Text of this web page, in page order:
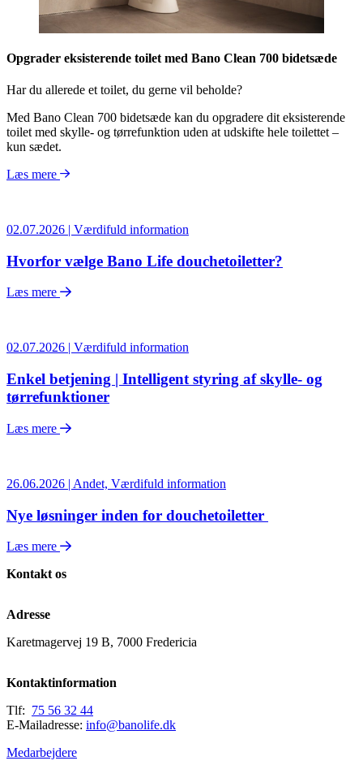
Opgrader eksisterende toilet med Bano Clean 700 bidetsæde
Har du allerede et toilet, du gerne vil beholde?
Med Bano Clean 700 bidetsæde kan du opgradere dit eksisterende
toilet med skylle- og tørrefunktion uden at udskifte hele toilettet –
kun sædet.
Læs mere
02.07.2026 | Værdifuld information
Hvorfor vælge Bano Life douchetoiletter?
Læs mere
02.07.2026 | Værdifuld information
Enkel betjening | Intelligent styring af skylle- og
tørrefunktioner
Læs mere
26.06.2026 | Andet, Værdifuld information
Nye løsninger inden for douchetoiletter
Læs mere
Kontakt os
Adresse
Karetmagervej 19 B, 7000 Fredericia
Kontaktinformation
Tlf: 75 56 32 44
E-Mailadresse: info@banolife.dk
Medarbejdere